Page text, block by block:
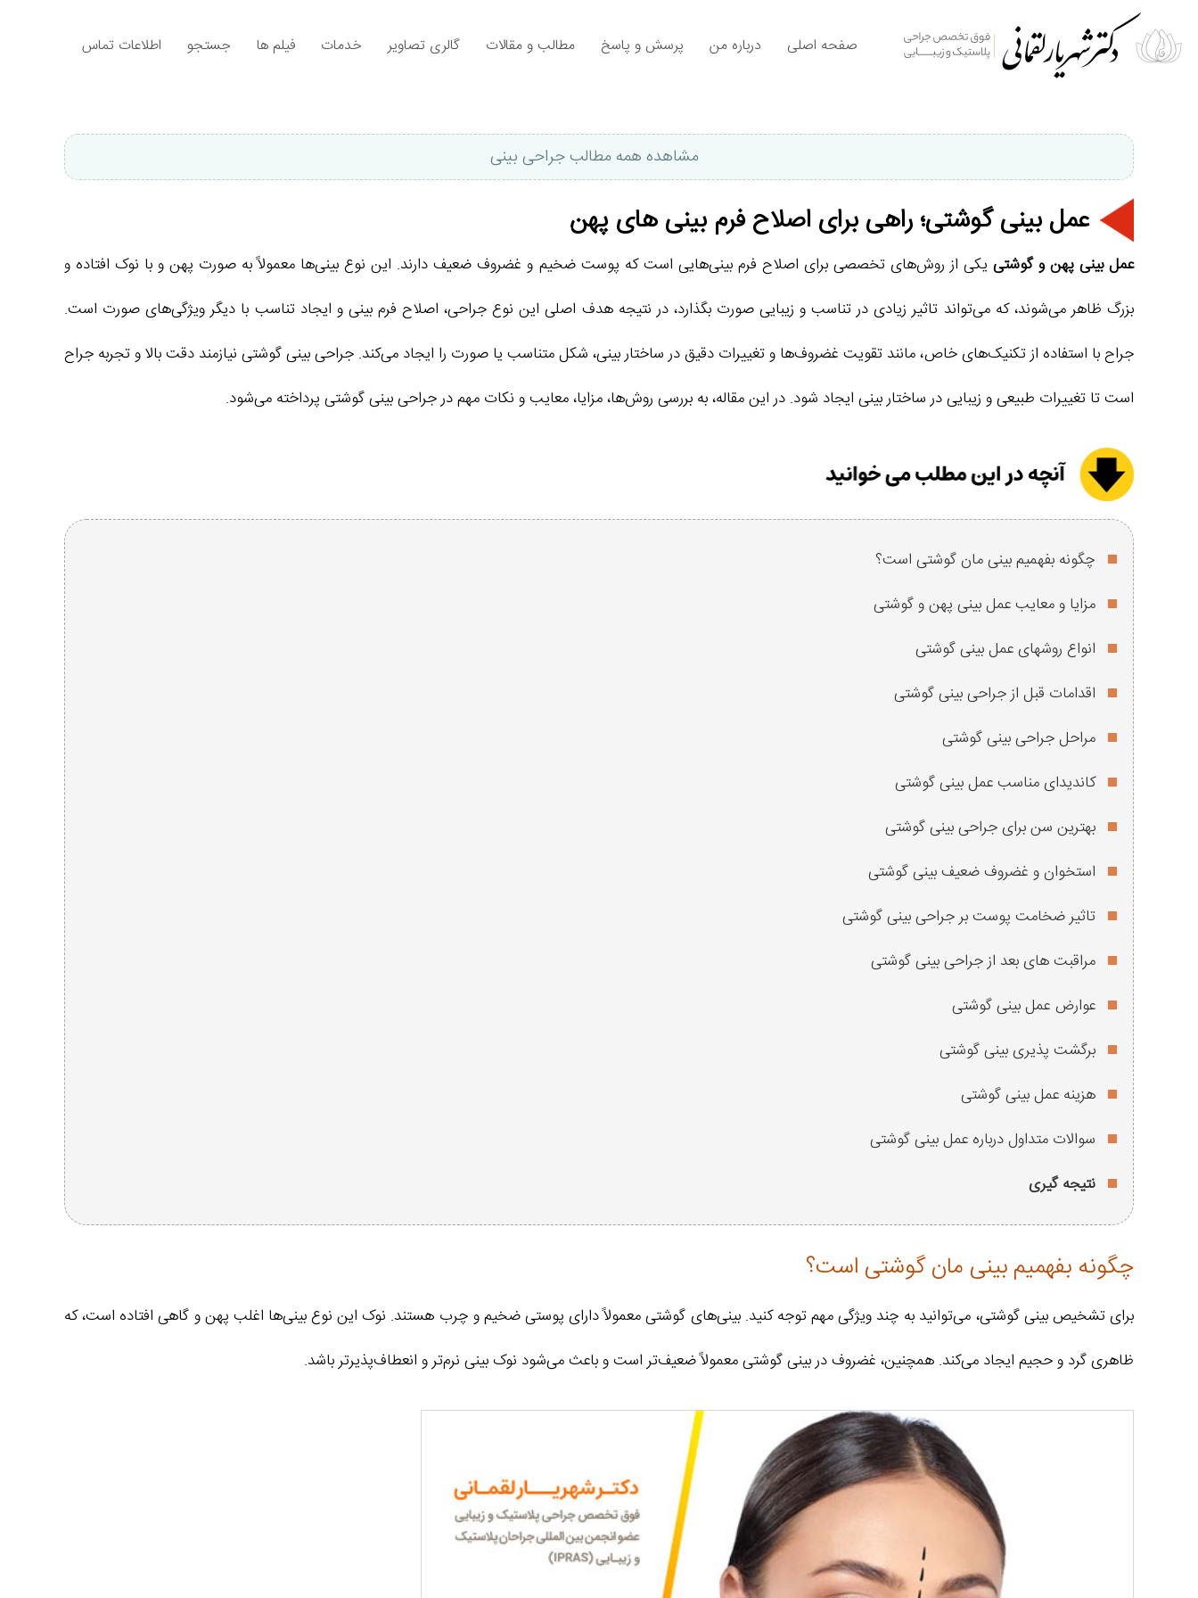
صفحه اصلی درباره من پرسش و پاسخ مطالب و مقالات گالری تصاویر خدمات فیلم ها جستجو اطلاعات تماس
مشاهده همه مطالب جراحی بینی
عمل بینی گوشتی؛ راهی برای اصلاح فرم بینی های پهن
عمل بینی پهن و گوشتی یکی از روش‌های تخصصی برای اصلاح فرم بینی‌هایی است که پوست ضخیم و غضروف ضعیف دارند. این نوع بینی‌ها معمولاً به صورت پهن و با نوک افتاده و
بزرگ ظاهر می‌شوند، که می‌تواند تاثیر زیادی در تناسب و زیبایی صورت بگذارد، در نتیجه هدف اصلی این نوع جراحی، اصلاح فرم بینی و ایجاد تناسب با دیگر ویژگی‌های صورت است.
جراح با استفاده از تکنیک‌های خاص، مانند تقویت غضروف‌ها و تغییرات دقیق در ساختار بینی، شکل متناسب یا صورت را ایجاد می‌کند. جراحی بینی گوشتی نیازمند دقت بالا و تجربه جراح
است تا تغییرات طبیعی و زیبایی در ساختار بینی ایجاد شود. در این مقاله، به بررسی روش‌ها، مزایا، معایب و نکات مهم در جراحی بینی گوشتی پرداخته می‌شود.
چگونه بفهمیم بینی مان گوشتی است؟
مزایا و معایب عمل بینی پهن و گوشتی
انواع روشهای عمل بینی گوشتی
اقدامات قبل از جراحی بینی گوشتی
مراحل جراحی بینی گوشتی
کاندیدای مناسب عمل بینی گوشتی
بهترین سن برای جراحی بینی گوشتی
استخوان و غضروف ضعیف بینی گوشتی
تاثیر ضخامت پوست بر جراحی بینی گوشتی
مراقبت های بعد از جراحی بینی گوشتی
عوارض عمل بینی گوشتی
برگشت پذیری بینی گوشتی
هزینه عمل بینی گوشتی
سوالات متداول درباره عمل بینی گوشتی
نتیجه گیری
چگونه بفهمیم بینی مان گوشتی است؟
برای تشخیص بینی گوشتی، می‌توانید به چند ویژگی مهم توجه کنید. بینی‌های گوشتی معمولاً دارای پوستی ضخیم و چرب هستند. نوک این نوع بینی‌ها اغلب پهن و گاهی افتاده است، که
ظاهری گرد و حجیم ایجاد می‌کند. همچنین، غضروف در بینی گوشتی معمولاً ضعیف‌تر است و باعث می‌شود نوک بینی نرم‌تر و انعطاف‌پذیرتر باشد.